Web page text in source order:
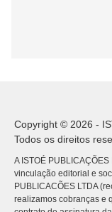
Copyright © 2026 -
Todos os direitos
A ISTOÉ
vinculação editorial e
PUBLICACÕES LTDA
realizamos cobranças e